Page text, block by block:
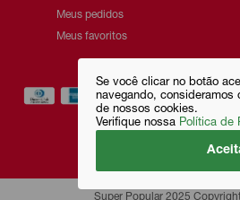
Se você clicar no botão
navegando, consideramos
de nossos cookies.
Verifique nossa Política de
Meus pedidos
Meus favoritos
Super Popular 2025